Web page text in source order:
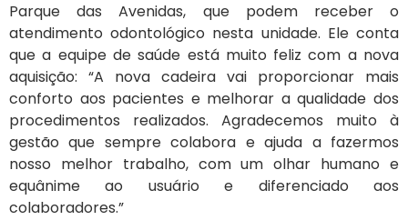
Parque das Avenidas, que podem receber o
atendimento odontológico nesta unidade. Ele conta
que a equipe de saúde está muito feliz com a nova
aquisição: “A nova cadeira vai proporcionar mais
conforto aos pacientes e melhorar a qualidade dos
procedimentos realizados. Agradecemos muito à
gestão que sempre colabora e ajuda a fazermos
nosso melhor trabalho, com um olhar humano e
equânime ao usuário e diferenciado aos
colaboradores.”